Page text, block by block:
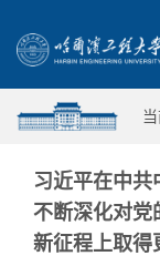
习近平在中共
不断深化对党
新征程上取得